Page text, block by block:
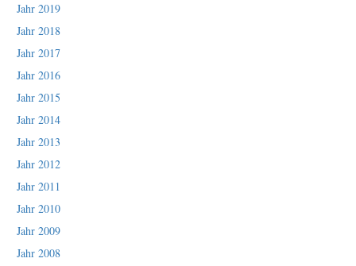
Jahr 2019
Jahr 2018
Jahr 2017
Jahr 2016
Jahr 2015
Jahr 2014
Jahr 2013
Jahr 2012
Jahr 2011
Jahr 2010
Jahr 2009
Jahr 2008